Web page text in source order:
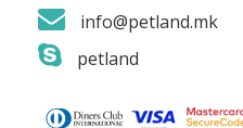
info@petland.mk
petland